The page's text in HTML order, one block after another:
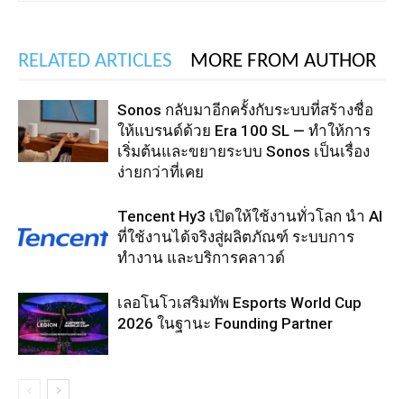
RELATED ARTICLES MORE FROM AUTHOR
Sonos กลับมาอีกครั้งกับระบบที่สร้างชื่อ
ให้แบรนด์ด้วย Era 100 SL — ทำให้การ
เริ่มต้นและขยายระบบ Sonos เป็นเรื่อง
ง่ายกว่าที่เคย
Tencent Hy3 เปิดให้ใช้งานทั่วโลก นำ AI
ที่ใช้งานได้จริงสู่ผลิตภัณฑ์ ระบบการ
ทำงาน และบริการคลาวด์
เลอโนโวเสริมทัพ Esports World Cup
2026 ในฐานะ Founding Partner